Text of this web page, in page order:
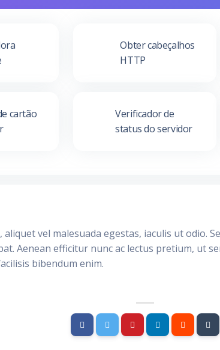
Obter cabeçalhos
HTTP
cartão
Verificador de
status do servidor
vel malesuada egestas, iaculis ut odio.
Aenean efficitur nunc ac lectus pretium, ut
bibendum enim.